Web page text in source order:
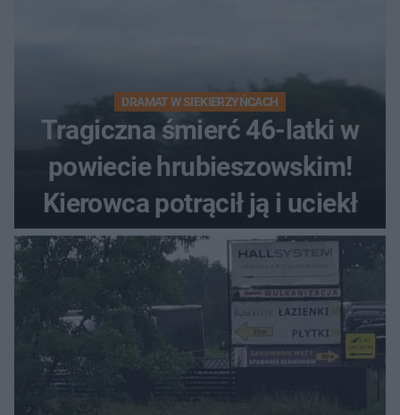
DRAMAT W SIEKIERZYŃCACH
Tragiczna śmierć 46-latki w
powiecie hrubieszowskim!
Kierowca potrącił ją i uciekł